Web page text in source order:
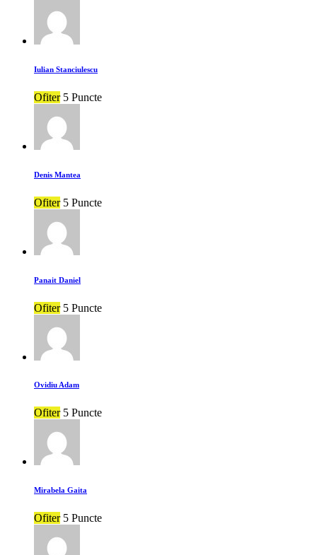
Iulian Stanciulescu
Ofiter 5 Puncte
Denis Mantea
Ofiter 5 Puncte
Panait Daniel
Ofiter 5 Puncte
Ovidiu Adam
Ofiter 5 Puncte
Mirabela Gaita
Ofiter 5 Puncte